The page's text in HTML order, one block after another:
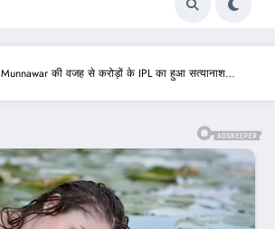
Munnawar की वजह से करोड़ों के IPL का हुआ सत्यानाश…